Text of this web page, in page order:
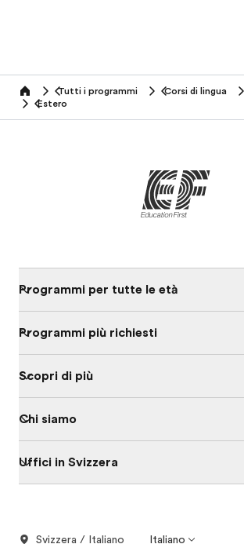
home Tutti i programmi Corsi di lingua
Estero
Programmi per tutte le età
Programmi più richiesti
Scopri di più
Chi siamo
Uffici in Svizzera
Svizzera / Italiano Italiano